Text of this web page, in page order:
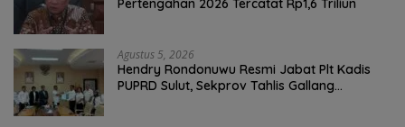
Pertengahan 2026 Tercatat Rp1,6 Triliun
Agustus 5, 2026
Hendry Rondonuwu Resmi Jabat Plt Kadis
PUPRD Sulut, Sekprov Tahlis Gallang